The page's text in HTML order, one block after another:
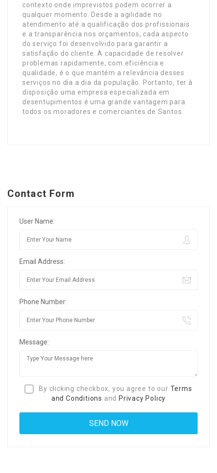
contexto onde imprevistos podem ocorrer a
qualquer momento. Desde a agilidade no
atendimento até a qualificação dos profissionais
e a transparência nos orçamentos, cada aspecto
do serviço foi desenvolvido para garantir a
satisfação do cliente. A capacidade de resolver
problemas rapidamente, com eficiência e
qualidade, é o que mantém a relevância desses
serviços no dia a dia da população. Portanto, ter à
disposição uma empresa especializada em
desentupimentos é uma grande vantagem para
todos os moradores e comerciantes de Santos.
Contact Form
User Name:
Email Address:
Phone Number:
Message:
By clicking checkbox, you agree to our Terms
and Conditions and Privacy Policy